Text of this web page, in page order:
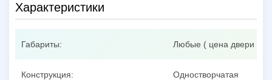
Характеристики
Габариты: Любые ( цена двери
Конструкция: Одностворчатая